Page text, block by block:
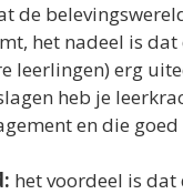
de
het nadeel is dat
leerlingen) erg
heb je
en die
het voordeel is dat